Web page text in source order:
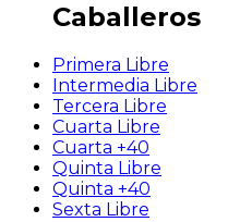
Caballeros
Primera Libre
Intermedia Libre
Tercera Libre
Cuarta Libre
Cuarta +40
Quinta Libre
Quinta +40
Sexta Libre